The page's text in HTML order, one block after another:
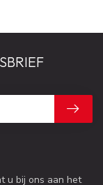
u bij ons aan het